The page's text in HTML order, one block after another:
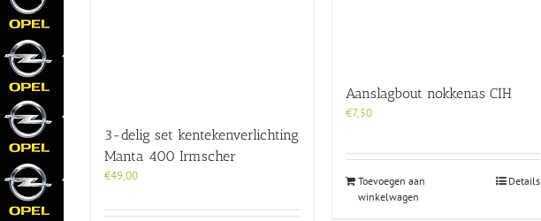
3-delig set kentekenverlichting
Manta 400 Irmscher
€49,00
Aanslagbout nokkenas CIH
€7,50
Toevoegen aan
winkelwagen
Details